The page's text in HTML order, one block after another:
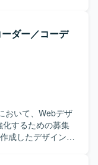
装経験を積むこと
ら、コンテンツ
裁量を持ってサ
いたフロントエ
をはじめと
ております。 タ
ドシートを使用し
ペーンの設計およ
ンの実装・調整
レーションを行
業を進められる
ト・チェック対
続できる方が望
の知見を深める
準化に関わるこ
ダー／コーデ
おいて、Webデザ
するための募集